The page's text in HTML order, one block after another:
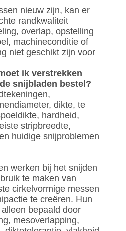
nieuw zijn, kan er
randkwaliteit
overlap, opstelling
machineconditie of
niet geschikt zijn voor
ik verstrekken
snijbladen bestel?
dikte, te
hardheid,
stripbreedte,
huidige snijproblemen
werken bij het snijden
te maken van
cirkelvormige messen
te creëren. Hun
bepaald door
mesoverlapping,